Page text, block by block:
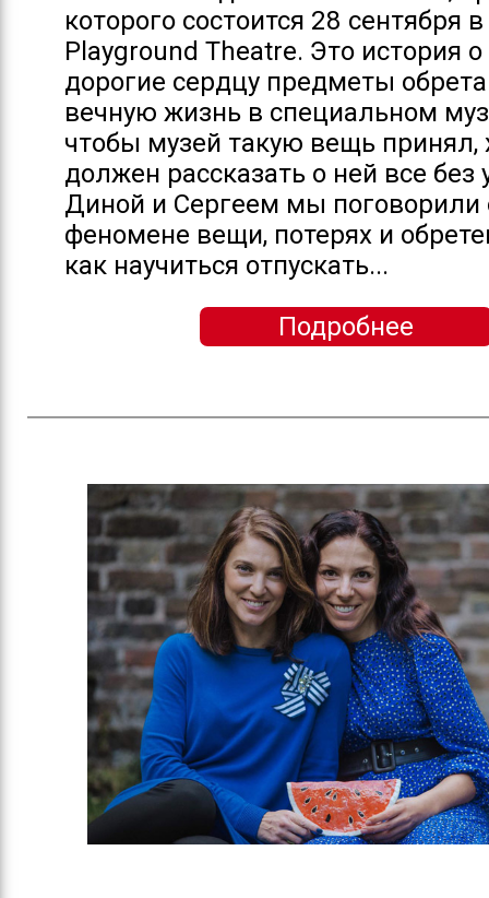
которого состоится 28 сентября
Playground Theatre. Это история
дорогие сердцу предметы
вечную жизнь в специальном
чтобы музей такую вещь принял,
должен рассказать о ней все без
Диной и Сергеем мы поговорили
феномене вещи, потерях и
как научиться отпускать...
Подробнее